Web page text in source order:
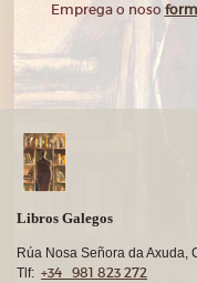
Emprega o noso
Libros Galegos
Rúa Nosa Señora da Axuda,
Tlf: +34 981 823 272